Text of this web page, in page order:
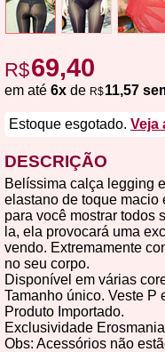
R$69,40
em até 6x de R$11,57
Estoque esgotado. Veja
DESCRIÇÃO
Belíssima calça legging
elastano de toque macio
para você mostrar todos
la, ela provocará uma
vendo. Extremamente
no seu corpo.
Disponível em várias
Tamanho único. Veste P
Produto Importado.
Exclusividade
Obs: Acessórios não